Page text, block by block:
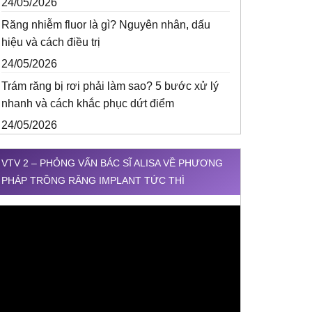
24/05/2026
Răng nhiễm fluor là gì? Nguyên nhân, dấu
hiệu và cách điều trị
24/05/2026
Trám răng bị rơi phải làm sao? 5 bước xử lý
nhanh và cách khắc phục dứt điểm
24/05/2026
VTV 2 – PHỎNG VẤN BÁC SĨ ALISA VỀ PHƯƠNG
PHÁP TRỒNG RĂNG IMPLANT TỨC THÌ